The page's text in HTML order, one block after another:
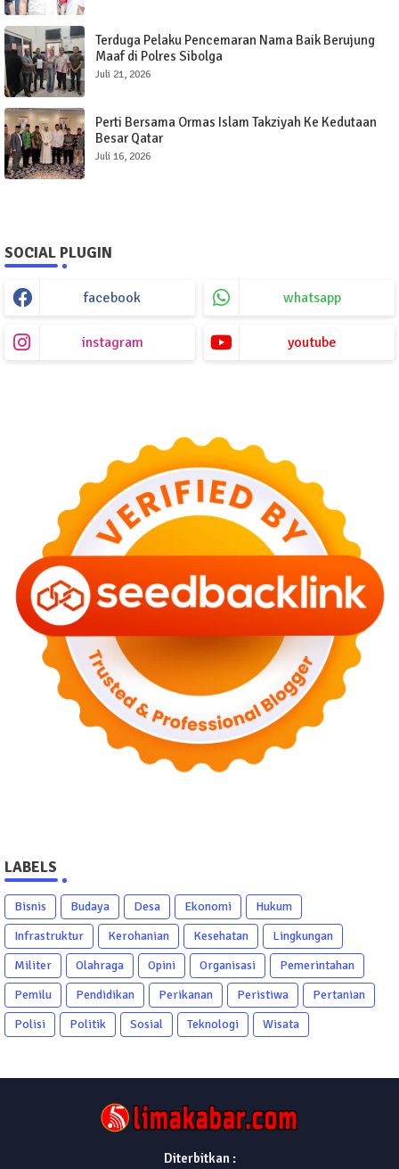
Terduga Pelaku Pencemaran Nama Baik Berujung
Maaf di Polres Sibolga
Juli 21, 2026
Perti Bersama Ormas Islam Takziyah Ke Kedutaan
Besar Qatar
Juli 16, 2026
SOCIAL PLUGIN
facebook whatsapp
instagram youtube
LABELS
Bisnis Budaya Desa Ekonomi
Hukum
Infrastruktur
Kerohanian Kesehatan
Lingkungan
Militer
Olahraga Opini Organisasi
Pemerintahan
Pemilu
Pendidikan Perikanan Peristiwa
Pertanian
Polisi
Politik Sosial Teknologi Wisata
Diterbitkan :